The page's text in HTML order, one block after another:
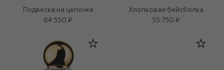
Подвеска на цепочке
64 550 ₽
Хлопковая бейсболка
55 750 ₽